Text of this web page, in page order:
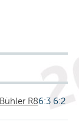
R86:3 6:2